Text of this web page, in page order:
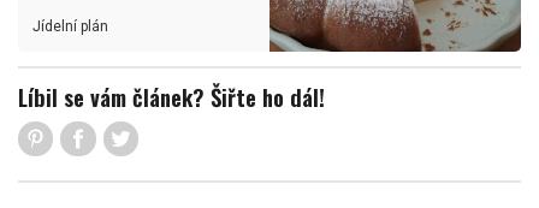
Jídelní plán
Líbil se vám článek? Šiřte ho dál!